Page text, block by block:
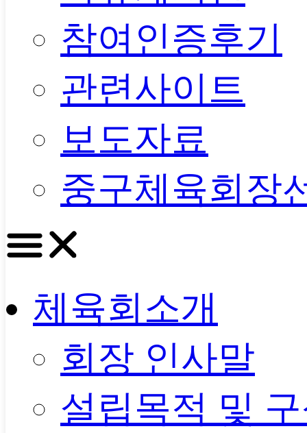
참여인증후기
관련사이트
보도자료
중구체육회장
체육회소개
회장 인사말
설립목적 및